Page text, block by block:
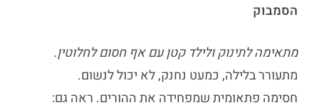
הסמבוק
מתאימה לתינוק ולילד קטן עם אף חסום לחלוטין.
מתעורר בלילה, כמעט נחנק, לא יכול לנשום.
חסימה פתאומית שמפחידה את ההורים. ראה גם: